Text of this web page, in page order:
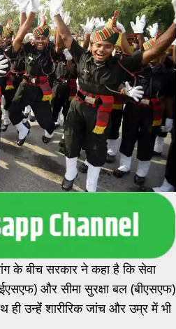
के बीच सरकार ने कहा है कि सेवा
और सीमा सुरक्षा बल (बीएसएफ)
ही उन्हेंं शारीरिक जांच और उम्र में भी